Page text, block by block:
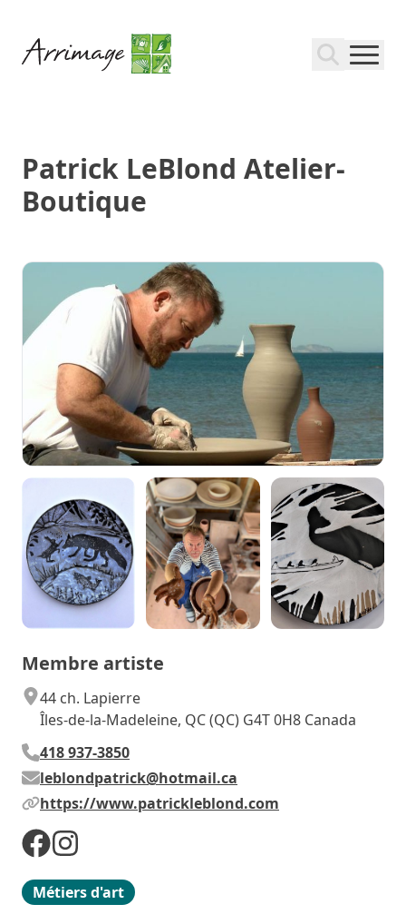
Patrick LeBlond Atelier-
Boutique
Membre artiste
44 ch. Lapierre
Îles-de-la-Madeleine, QC (QC) G4T 0H8 Canada
418 937-3850
leblondpatrick@hotmail.ca
https://www.patrickleblond.com
Métiers d'art